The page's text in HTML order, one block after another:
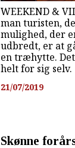
WEEKEND &
man turisten,
mulighed, der
udbredt, er at
en træhytte.
helt for sig selv.
21/07/2019
Skønne